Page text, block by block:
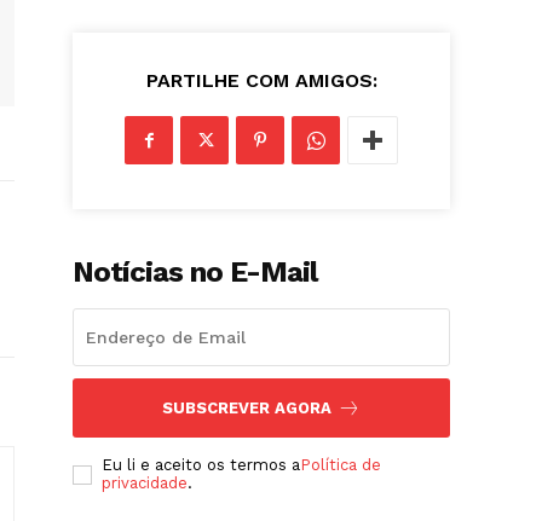
PARTILHE COM AMIGOS:
Notícias no E-Mail
SUBSCREVER AGORA
Eu li e aceito os termos aPolítica de
privacidade.